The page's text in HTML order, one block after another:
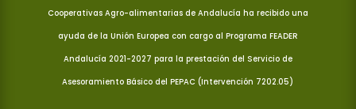
Cooperativas Agro-alimentarias de Andalucía ha recibido una
ayuda de la Unión Europea con cargo al Programa FEADER
Andalucía 2021-2027 para la prestación del Servicio de
Asesoramiento Básico del PEPAC (Intervención 7202.05)